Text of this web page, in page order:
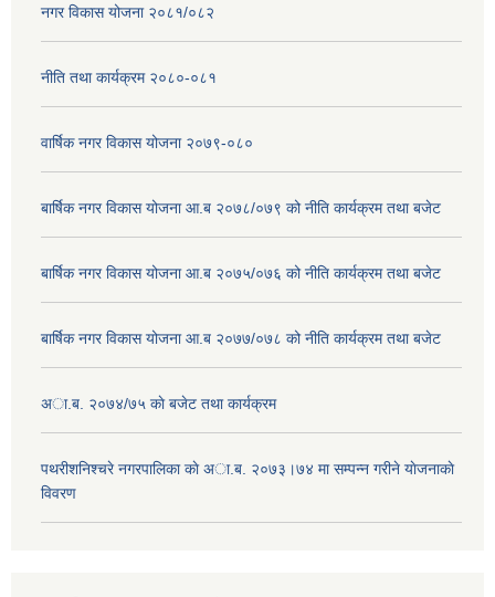
नगर विकास योजना २०८१/०८२
नीति तथा कार्यक्रम २०८०-०८१
वार्षिक नगर विकास योजना २०७९-०८०
बार्षिक नगर विकास योजना आ.ब २०७८/०७९ को नीति कार्यक्रम तथा बजेट
बार्षिक नगर विकास योजना आ.ब २०७५/०७६ को नीति कार्यक्रम तथा बजेट
बार्षिक नगर विकास योजना आ.ब २०७७/०७८ को नीति कार्यक्रम तथा बजेट
अा.ब. २०७४/७५ काे बजेट तथा कार्यक्रम
पथरीशनिश्चरे नगरपालिका काे अा.ब. २०७३।७४ मा सम्पन्न गरीने याेजनाकाे
विवरण